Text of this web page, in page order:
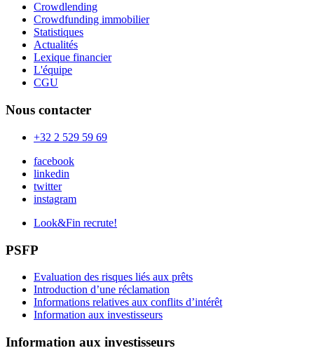
Crowdlending
Crowdfunding immobilier
Statistiques
Actualités
Lexique financier
L'équipe
CGU
Nous contacter
+32 2 529 59 69
facebook
linkedin
twitter
instagram
Look&Fin recrute!
PSFP
Evaluation des risques liés aux prêts
Introduction d’une réclamation
Informations relatives aux conflits d’intérêt
Information aux investisseurs
Information aux investisseurs